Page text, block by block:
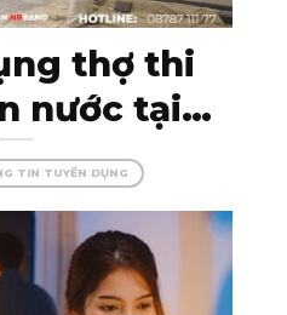
thợ thi
nước tại
– đam mê
sắc, tạo
công
hảo!
TIN TUYỂN DỤNG